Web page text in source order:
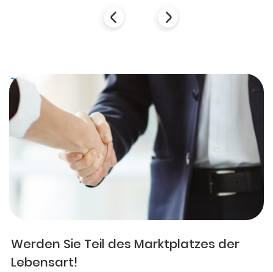
Werden Sie Teil des Marktplatzes der
Lebensart!